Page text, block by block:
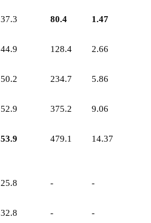
37.3 80.4 1.47
44.9 128.4 2.66
50.2 234.7 5.86
52.9 375.2 9.06
53.9 479.1 14.37
25.8 - -
32.8 - -